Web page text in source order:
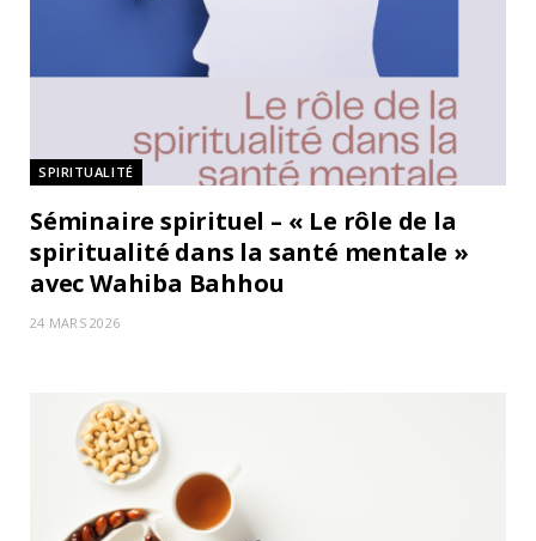
SPIRITUALITÉ
Séminaire spirituel – « Le rôle de la
spiritualité dans la santé mentale »
avec Wahiba Bahhou
24 MARS 2026